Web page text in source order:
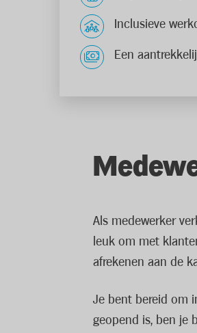
Inclusieve
Een
Als medewerker
leuk om met
afrekenen aan de
Je bent bereid om
geopend is, ben je